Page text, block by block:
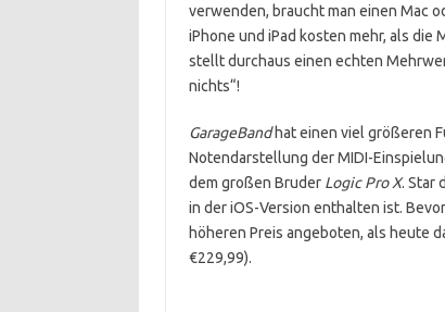
verwenden, braucht man einen Mac
iPhone und iPad kosten mehr, als
stellt durchaus einen echten
nichts“!
GarageBandhat einen viel größeren
Notendarstellung der MIDI-
dem großen Bruder Logic Pro X. Star
in der iOS-Version enthalten ist.
höheren Preis angeboten, als heute
€229,99).